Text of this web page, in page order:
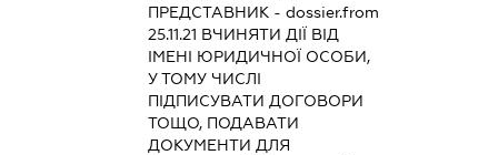
ПРЕДСТАВНИК - dossier.from
25.11.21 ВЧИНЯТИ ДІЇ ВІД
ІМЕНІ ЮРИДИЧНОЇ ОСОБИ,
У ТОМУ ЧИСЛІ
ПІДПИСУВАТИ ДОГОВОРИ
ТОЩО, ПОДАВАТИ
ДОКУМЕНТИ ДЛЯ